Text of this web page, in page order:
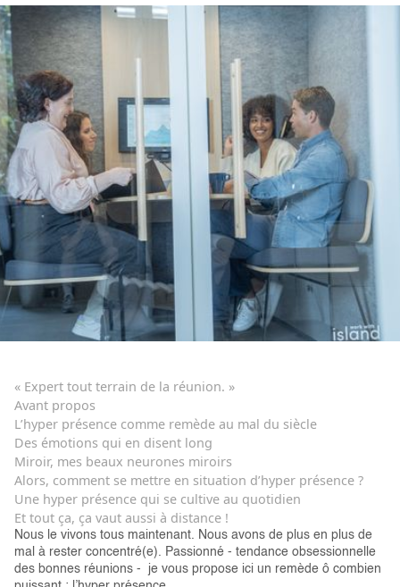
« Expert tout terrain de la réunion. »
Avant propos
L’hyper présence comme remède au mal du siècle
Des émotions qui en disent long
Miroir, mes beaux neurones miroirs
Alors, comment se mettre en situation d’hyper présence ?
Une hyper présence qui se cultive au quotidien
Et tout ça, ça vaut aussi à distance !
Nous le vivons tous maintenant. Nous avons de plus en plus de
mal à rester concentré(e). Passionné - tendance obsessionnelle
des bonnes réunions - je vous propose ici un remède ô combien